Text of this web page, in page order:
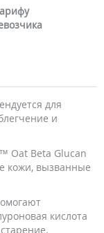
для
и
Oat Beta Glucan
кожи, вызванные
кислота